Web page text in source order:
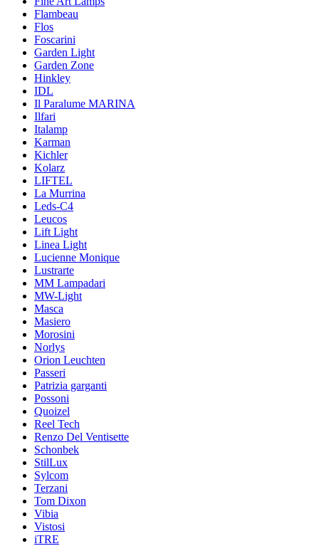
Flambeau
Flos
Foscarini
Garden Light
Garden Zone
Hinkley
IDL
Il Paralume MARINA
Ilfari
Italamp
Karman
Kichler
Kolarz
LIFTEL
La Murrina
Leds-C4
Leucos
Lift Light
Linea Light
Lucienne Monique
Lustrarte
MM Lampadari
MW-Light
Masca
Masiero
Morosini
Norlys
Orion Leuchten
Passeri
Patrizia garganti
Possoni
Quoizel
Reel Tech
Renzo Del Ventisette
Schonbek
StilLux
Sylcom
Terzani
Tom Dixon
Vibia
Vistosi
iTRE